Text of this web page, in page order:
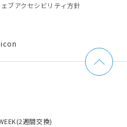
ブアクセシビリティ方針
週間交換)